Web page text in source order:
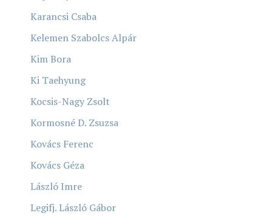
Karancsi Csaba
Kelemen Szabolcs Alpár
Kim Bora
Ki Taehyung
Kocsis-Nagy Zsolt
Kormosné D. Zsuzsa
Kovács Ferenc
Kovács Géza
László Imre
Legifj. László Gábor